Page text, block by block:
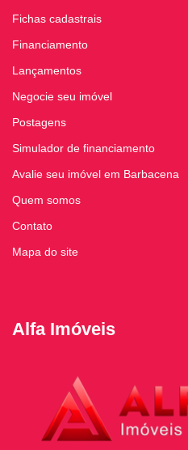
Fichas cadastrais
Financiamento
Lançamentos
Negocie seu imóvel
Postagens
Simulador de financiamento
Avalie seu imóvel em Barbacena
Quem somos
Contato
Mapa do site
Alfa Imóveis